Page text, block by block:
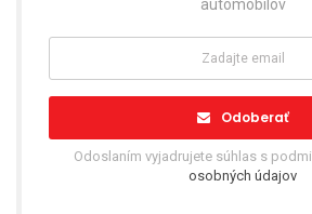
automobilov
Odoberať
Odoslaním vyjadrujete súhlas s
osobných údajov